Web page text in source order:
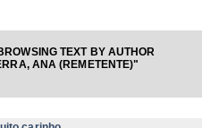
TEXT BY AUTHOR
ANA (REMETENTE)"